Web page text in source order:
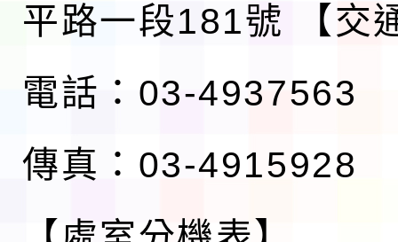
平路一段181號
【交
電話：03-4937563
傳真：03-4915928